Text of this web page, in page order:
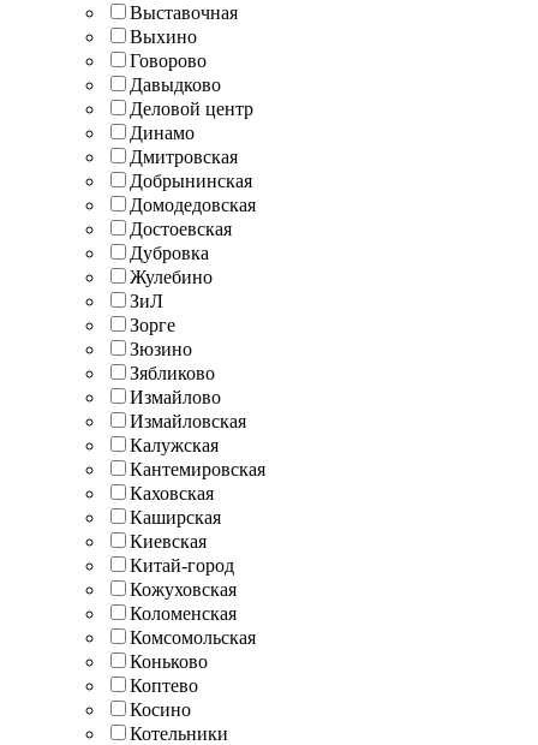
Выставочная
Выхино
Говорово
Давыдково
Деловой центр
Динамо
Дмитровская
Добрынинская
Домодедовская
Достоевская
Дубровка
Жулебино
ЗиЛ
Зорге
Зюзино
Зябликово
Измайлово
Измайловская
Калужская
Кантемировская
Каховская
Каширская
Киевская
Китай-город
Кожуховская
Коломенская
Комсомольская
Коньково
Коптево
Косино
Котельники